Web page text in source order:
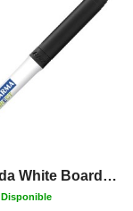
BIC Velleda White Board Marker Grip
Disponible